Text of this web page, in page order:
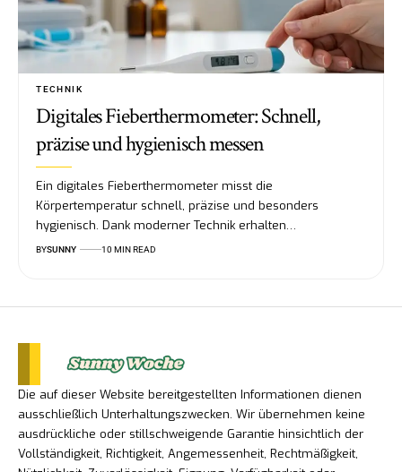
TECHNIK
Digitales Fieberthermometer: Schnell,
präzise und hygienisch messen
Ein digitales Fieberthermometer misst die
Körpertemperatur schnell, präzise und besonders
hygienisch. Dank moderner Technik erhalten…
BYSUNNY 10 MIN READ
Die auf dieser Website bereitgestellten Informationen dienen
ausschließlich Unterhaltungszwecken. Wir übernehmen keine
ausdrückliche oder stillschweigende Garantie hinsichtlich der
Vollständigkeit, Richtigkeit, Angemessenheit, Rechtmäßigkeit,